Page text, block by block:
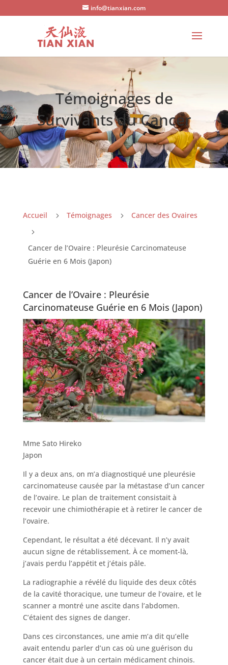
info@tianxian.com
Témoignages de
Survivants du Cancer
Accueil 5 Témoignages 5 Cancer des Ovaires
5
Cancer de l’Ovaire : Pleurésie Carcinomateuse
Guérie en 6 Mois (Japon)
Cancer de l’Ovaire : Pleurésie
Carcinomateuse Guérie en 6 Mois (Japon)
Mme Sato Hireko
Japon
Il y a deux ans, on m’a diagnostiqué une pleurésie
carcinomateuse causée par la métastase d’un cancer
de l’ovaire. Le plan de traitement consistait à
recevoir une chimiothérapie et à retirer le cancer de
l’ovaire.
Cependant, le résultat a été décevant. Il n’y avait
aucun signe de rétablissement. À ce moment-là,
j’avais perdu l’appétit et j’étais pâle.
La radiographie a révélé du liquide des deux côtés
de la cavité thoracique, une tumeur de l’ovaire, et le
scanner a montré une ascite dans l’abdomen.
C’étaient des signes de danger.
Dans ces circonstances, une amie m’a dit qu’elle
avait entendu parler d’un cas où une guérison du
cancer était due à un certain médicament chinois.